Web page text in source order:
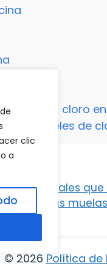
clic
a
bajar el cloro
los niveles de
las 5 vocales
salen las
© 2026 Política de